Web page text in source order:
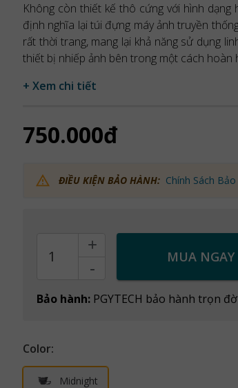
Không còn thiết kế thô cứng với hình
định nghĩa lại túi đựng máy ảnh truyền
rất thời trang, mang lại khả năng sử dụng
thiết bị nhiếp ảnh bên trong một cách hoàn
+ Xem chi tiết
750.000đ
ĐIỀU KIỆN BẢO HÀNH: Chính Sách Bảo
+
-
MUA NGAY
Bảo hành: PGYTECH bảo hành trọn
Color:
Midnight